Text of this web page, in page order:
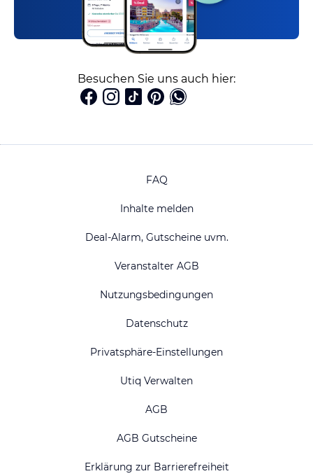
Besuchen Sie uns auch hier:
FAQ
Inhalte melden
Deal-Alarm, Gutscheine uvm.
Veranstalter AGB
Nutzungsbedingungen
Datenschutz
Privatsphäre-Einstellungen
Utiq Verwalten
AGB
AGB Gutscheine
Erklärung zur Barrierefreiheit